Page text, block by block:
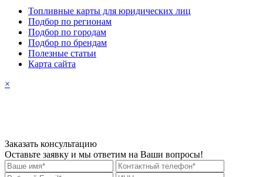
Топливные карты для юридических лиц
Подбор по регионам
Подбор по городам
Подбор по брендам
Полезные статьи
Карта сайта
×
Заказать консультацию
Оставьте заявку и мы ответим на Ваши вопросы!